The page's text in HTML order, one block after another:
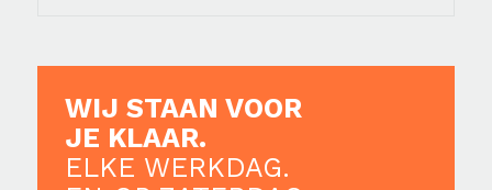
WIJ STAAN VOOR
JE KLAAR.
ELKE WERKDAG.